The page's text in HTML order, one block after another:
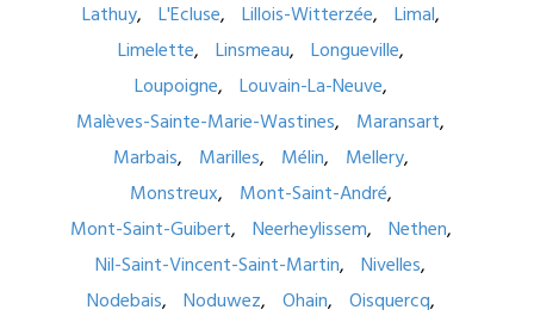
Lathuy
L'Ecluse Lillois-Witterzée
Limal
Limelette
Linsmeau
Longueville
Loupoigne
Louvain-La-Neuve
Malèves-Sainte-Marie-Wastines
Maransart
Marbais
Marilles Mélin
Mellery
Monstreux
Mont-Saint-André
Mont-Saint-Guibert
Neerheylissem
Nethen
Nil-Saint-Vincent-Saint-Martin
Nivelles
Nodebais
Noduwez Ohain
Oisquercq